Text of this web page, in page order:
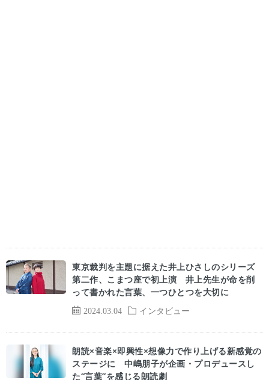
2024.03.04 インタビュー
東京裁判を主題に据えた井上ひさしのシリーズ
第二作、こまつ座で初上演 井上先生が命を削
って書かれた言葉、一つひとつを大切に
朗読×音楽×即興性×想像力で作り上げる新感覚の
ステージに 中嶋朋子が企画・プロデュースし
た“言葉”を感じる朗読劇